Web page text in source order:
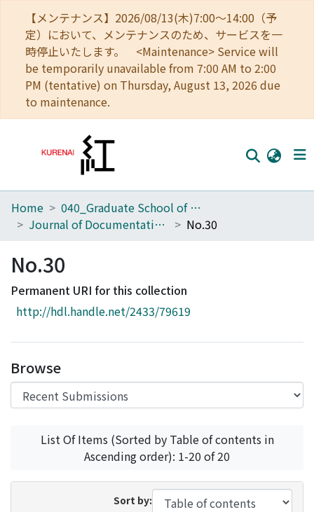
【メンテナンス】2026/08/13(木)7:00～14:00（予
定）において、メンテナンスのため、サービスを一
時停止いたします。 <Maintenance> Service will
be temporarily unavailable from 7:00 AM to 2:00
PM (tentative) on Thursday, August 13, 2026 due
to maintenance.
Home
Browse
Download Ranking
Access Statistics
Home
040_Graduate School of Economics
Journal of Documentation in Economics
No.30
No.30
Permanent URI for this collection
http://hdl.handle.net/2433/79619
Browse
List Of Items (Sorted by Table of contents in
Ascending order): 1-20 of 20
Sort by: